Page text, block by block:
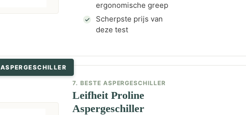
ergonomische greep
Scherpste prijs van
deze test
7. BESTE ASPERGESCHILLER
Leifheit Proline
Aspergeschiller